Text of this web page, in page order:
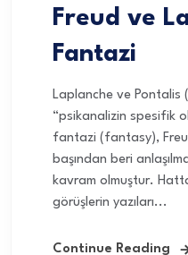
Freud ve
Fantazi
Laplanche ve Pontalis
“psikanalizin spesifik
fantazi (fantasy),
başından beri
kavram olmuştur.
görüşlerin yazıları...
Continue Reading